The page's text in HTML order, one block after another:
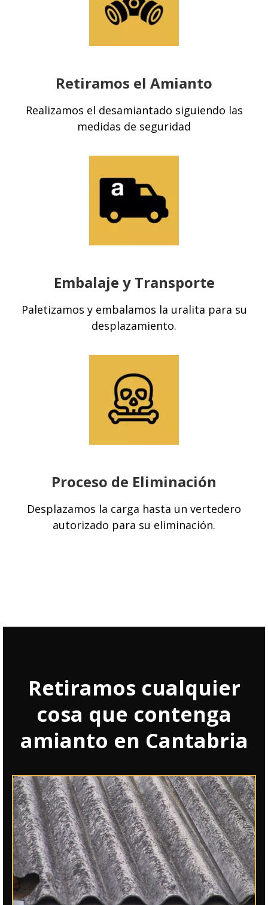
Retiramos el Amianto
Realizamos el desamiantado siguiendo las
medidas de seguridad
Embalaje y Transporte
Paletizamos y embalamos la uralita para su
desplazamiento.
Proceso de Eliminación
Desplazamos la carga hasta un vertedero
autorizado para su eliminación.
Retiramos cualquier
cosa que contenga
amianto en Cantabria